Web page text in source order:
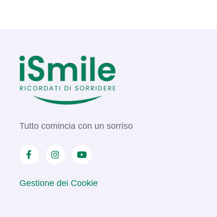
Tutto comincia con un sorriso
Gestione dei Cookie